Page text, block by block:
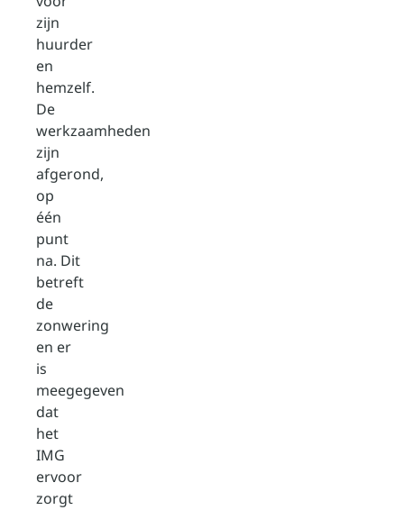
zijn
huurder
en
hemzelf.
De
werkzaamheden
zijn
afgerond,
op
één
punt
na. Dit
betreft
de
zonwering
en er
is
meegegeven
dat
het
IMG
ervoor
zorgt